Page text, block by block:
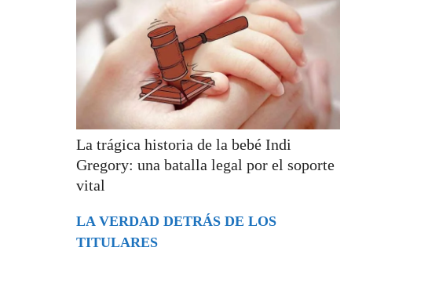
La trágica historia de la bebé Indi
Gregory: una batalla legal por el soporte
vital
LA VERDAD DETRÁS DE LOS
TITULARES